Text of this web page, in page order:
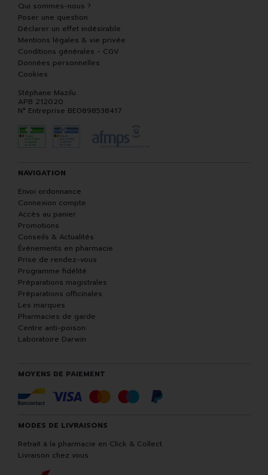
Qui sommes-nous ?
Poser une question
Déclarer un effet indésirable
Mentions légales & vie privée
Conditions générales - CGV
Données personnelles
Cookies
Stéphane Mazilu
APB 212020
N° Entreprise BE0898538417
NAVIGATION
Envoi ordonnance
Connexion compte
Accès au panier
Promotions
Conseils & Actualités
Événements en pharmacie
Prise de rendez-vous
Programme fidélité
Préparations magistrales
Préparations officinales
Les marques
Pharmacies de garde
Centre anti-poison
Laboratoire Darwin
MOYENS DE PAIEMENT
MODES DE LIVRAISONS
Retrait à la pharmacie en Click & Collect
Livraison chez vous